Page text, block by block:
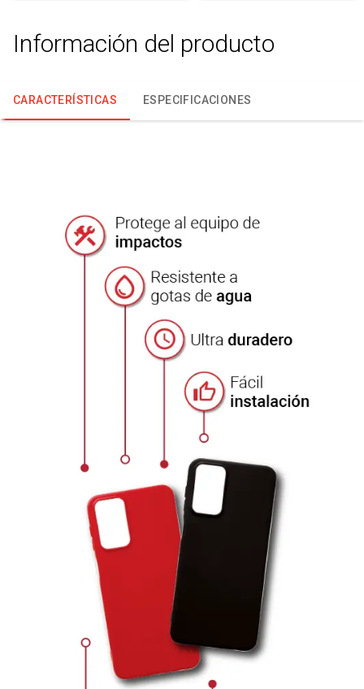
Información del producto
CARACTERÍSTICAS ESPECIFICACIONES